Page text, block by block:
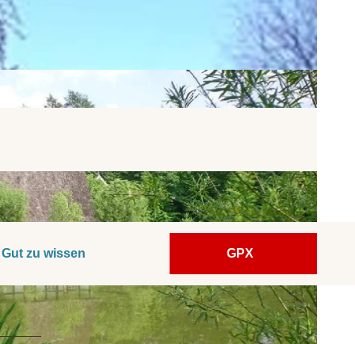
Gut zu wissen GPX